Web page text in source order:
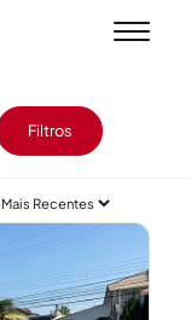
Filtros